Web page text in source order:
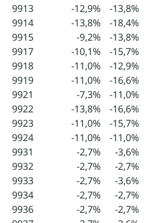
9913
-12,9% -13,8%
9914
-13,8% -18,4%
9915
-9,2% -13,8%
9917
-10,1% -15,7%
9918
-11,0% -12,9%
9919
-11,0% -16,6%
9921
-7,3% -11,0%
9922
-13,8% -16,6%
9923
-11,0% -15,7%
9924
-11,0% -11,0%
9931
-2,7% -3,6%
9932
-2,7% -2,7%
9933
-2,7% -3,6%
9934
-2,7% -2,7%
9936
-2,7% -2,7%